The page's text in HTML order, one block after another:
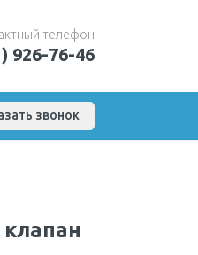
телефон
926-76-46
звонок